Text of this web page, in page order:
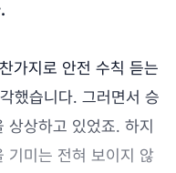
가지로 안전 수칙 듣는
했습니다. 그러면서 승
상상하고 있었죠. 하지
기미는 전혀 보이지 않